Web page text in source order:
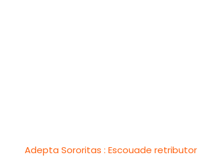
Adepta Sororitas : Escouade retributor